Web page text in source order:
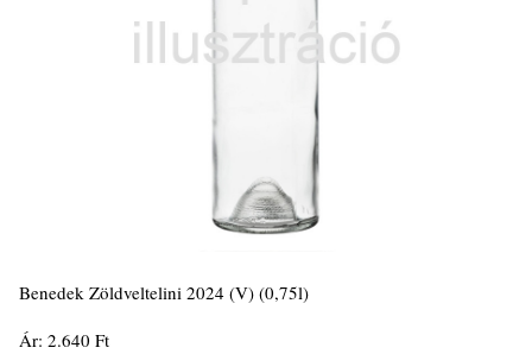
Benedek Zöldveltelini 2024 (V) (0,75l)
Ár: 2.640 Ft